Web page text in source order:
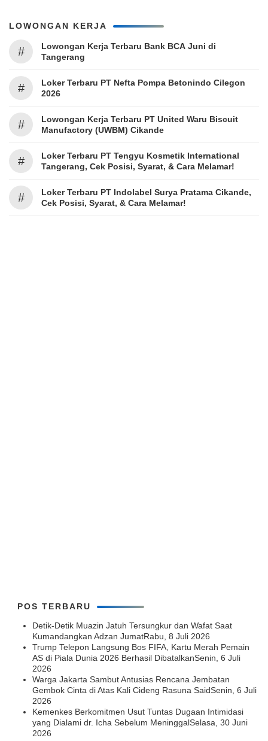
LOWONGAN KERJA
#
Lowongan Kerja Terbaru Bank BCA Juni di
Tangerang
#
Loker Terbaru PT Nefta Pompa Betonindo Cilegon
2026
#
Lowongan Kerja Terbaru PT United Waru Biscuit
Manufactory (UWBM) Cikande
#
Loker Terbaru PT Tengyu Kosmetik International
Tangerang, Cek Posisi, Syarat, & Cara Melamar!
#
Loker Terbaru PT Indolabel Surya Pratama Cikande,
Cek Posisi, Syarat, & Cara Melamar!
POS TERBARU
Detik-Detik Muazin Jatuh Tersungkur dan Wafat Saat
Kumandangkan Adzan JumatRabu, 8 Juli 2026
Trump Telepon Langsung Bos FIFA, Kartu Merah Pemain
AS di Piala Dunia 2026 Berhasil DibatalkanSenin, 6 Juli
2026
Warga Jakarta Sambut Antusias Rencana Jembatan
Gembok Cinta di Atas Kali Cideng Rasuna SaidSenin, 6 Juli
2026
Kemenkes Berkomitmen Usut Tuntas Dugaan Intimidasi
yang Dialami dr. Icha Sebelum MeninggalSelasa, 30 Juni
2026